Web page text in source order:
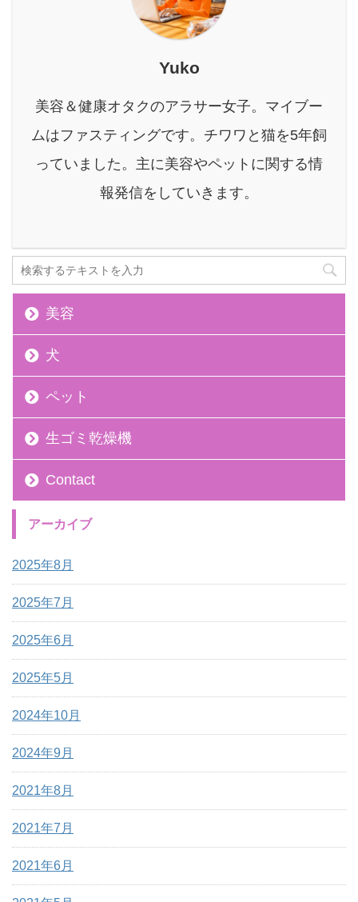
今、注目すべきデトック
ス＆体質改善メソッドが
と、自然の力が生み出す
温熱療法「酵素風呂」を
す。 本記事では、なぜこ
の二つを組み合わせるこ
Yuko
美容＆健康オタクのアラサー女子。マイブー
ムはファスティングです。チワワと猫を5年飼
っていました。主に美容やペットに関する情
報発信をしていきます。
美容
犬
ペット
生ゴミ乾燥機
Contact
アーカイブ
2025年8月
2025年7月
2025年6月
2025年5月
2024年10月
2024年9月
2021年8月
2021年7月
2021年6月